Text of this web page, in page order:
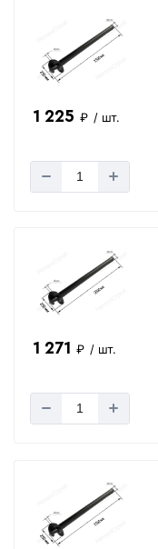
1 225 ₽ / шт.
1 271 ₽ / шт.